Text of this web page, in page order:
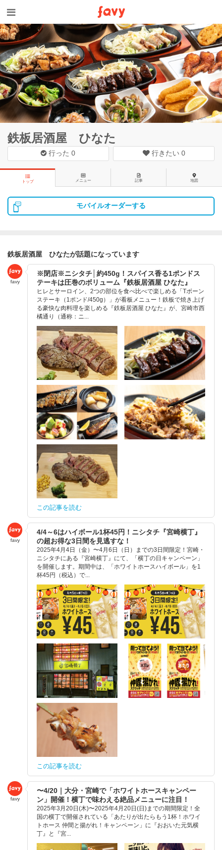
鉄板居酒屋 ひなた
行った0 行きたい 0
トップ メニュー 記事 地図
モバイルオーダーする
鉄板居酒屋 ひなたが話題になっています
favy
※閉店※ニシタチ│約450g！スパイス香る1ポンドス
テーキは圧巻のボリューム『鉄板居酒屋 ひなた』
ヒレとサーロイン、2つの部位を食べ比べで楽しめる「Tボーン
ステーキ（1ポンド/450g）」が看板メニュー！鉄板で焼き上げ
る豪快な肉料理を楽しめる『鉄板居酒屋 ひなた』が、宮崎市西
橘通り（通称：ニ...
この記事を読む
favy
4/4～6はハイボール1杯45円！ニシタチ『宮崎横丁』
の超お得な3日間を見逃すな！
2025年4月4日（金）〜4月6日（日）までの3日間限定！宮崎・
ニシタチにある『宮崎横丁』にて、「横丁の日キャンペーン」
を開催します。期間中は、「ホワイトホースハイボール」を1
杯45円（税込）で...
この記事を読む
favy
〜4/20｜大分・宮崎で「ホワイトホースキャンペー
ン」開催！横丁で味わえる絶品メニューに注目！
2025年3月20日(木)〜2025年4月20日(日)までの期間限定！全
国の横丁で開催されている「あたりが出たらもう1杯！ホワイ
トホース 仲間と揚がれ！キャンペーン」に『おおいた元気横
丁』と『宮...